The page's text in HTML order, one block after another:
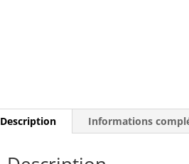
Description Informations